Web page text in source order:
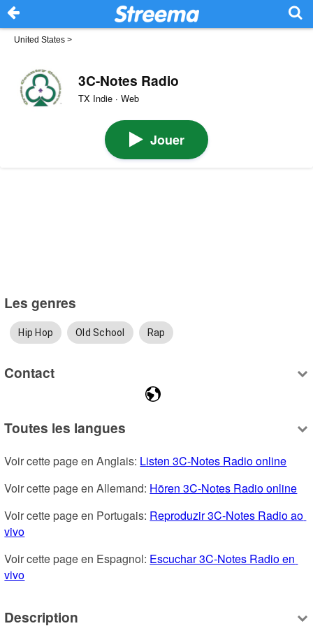
United States >
3C-Notes Radio
TX Indie · Web
Jouer
Les genres
Hip Hop Old School Rap
Contact
Toutes les langues
Voir cette page en Anglais: Listen 3C-Notes Radio online
Voir cette page en Allemand: Hören 3C-Notes Radio online
Voir cette page en Portugais: Reproduzir 3C-Notes Radio ao
vivo
Voir cette page en Espagnol: Escuchar 3C-Notes Radio en
vivo
Description